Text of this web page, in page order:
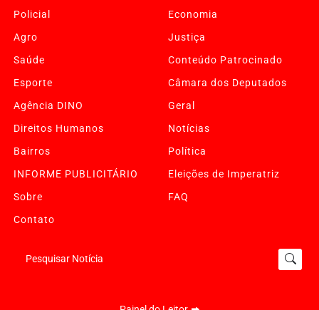
Policial
Economia
Agro
Justiça
Saúde
Conteúdo Patrocinado
Esporte
Câmara dos Deputados
Agência DINO
Geral
Direitos Humanos
Notícias
Bairros
Política
INFORME PUBLICITÁRIO
Eleições de Imperatriz
Sobre
FAQ
Contato
Pesquisar Notícia